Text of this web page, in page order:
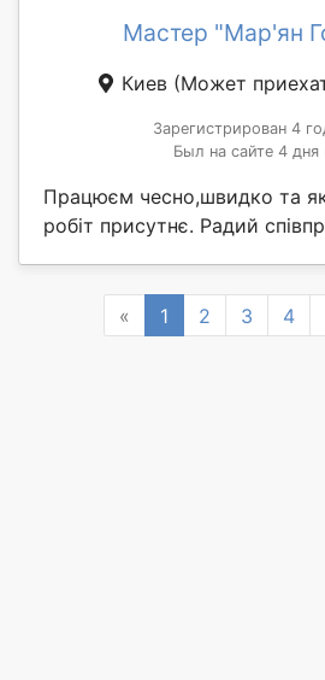
Мастер "Мар'ян
Киев (Может
Зарегистрирован 4
Был на сайте 4 дня
Працюєм чесно,швидко та
робіт присутнє. Радий
« Previous
1 2 3 4